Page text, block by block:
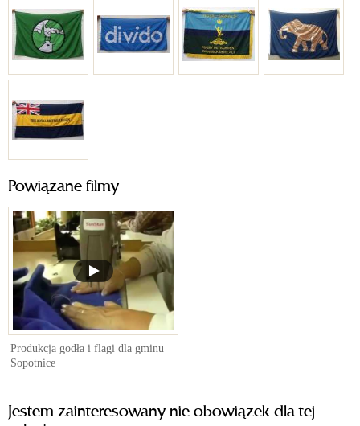
Powiązane filmy
Produkcja godła i flagi dla gminu
Sopotnice
Jestem zainteresowany nie obowiązek dla tej